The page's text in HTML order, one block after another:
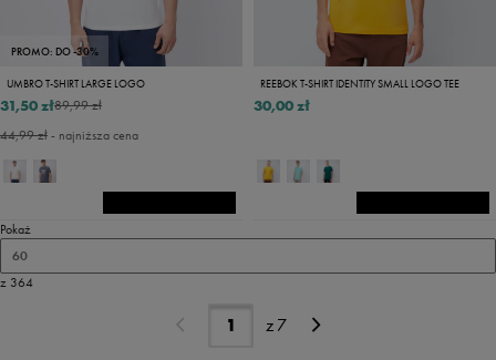
PROMO: DO -30%
UMBRO T-SHIRT LARGE LOGO
89,99 zł
31,50 zł
44,99 zł- najniższa cena
REEBOK T-SHIRT IDENTITY SMALL LOGO TEE
30,00 zł
Pokaż
60
z 364
z7